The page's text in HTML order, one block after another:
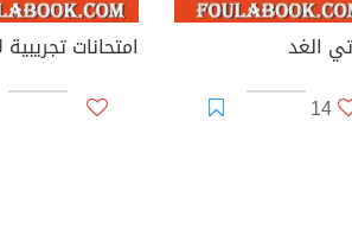
الغد
14